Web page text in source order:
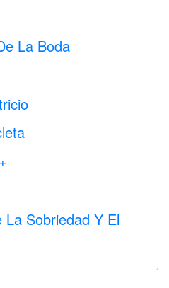
La Boda
Sobriedad Y El